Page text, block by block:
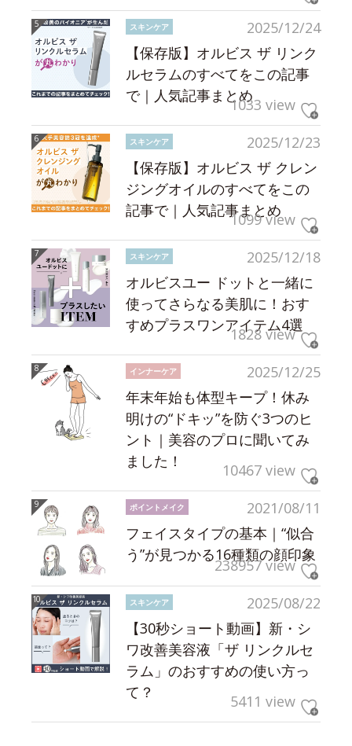
2025/12/24
スキンケア
【保存版】オルビス ザ リンク
ルセラムのすべてをこの記事
で｜人気記事まとめ1033 view
2025/12/23
スキンケア
【保存版】オルビス ザ クレン
ジングオイルのすべてをこの
記事で｜人気記事まとめ
1099 view
2025/12/18
スキンケア
オルビスユー ドットと一緒に
使ってさらなる美肌に！おす
すめプラスワンアイテム4選
1828 view
2025/12/25
インナーケア
年末年始も体型キープ！休み
明けの“ドキッ”を防ぐ3つのヒ
ント｜美容のプロに聞いてみ
ました！
10467 view
2021/08/11
ポイントメイク
フェイスタイプの基本｜“似合
う”が見つかる16種類の顔印象
238957 view
2025/08/22
スキンケア
【30秒ショート動画】新・シ
ワ改善美容液「ザ リンクルセ
ラム」のおすすめの使い方っ
て？
5411 view